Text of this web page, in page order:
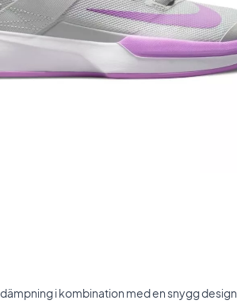
i kombination med en snygg design.